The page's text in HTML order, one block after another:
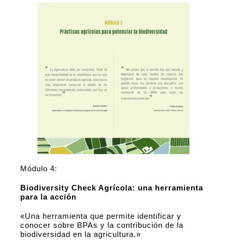
Módulo 4:
Biodiversity Check Agrícola: una herramienta
para la acción
«Una herramienta que permite identificar y
conocer sobre BPAs y la contribución de la
biodiversidad en la agricultura.»